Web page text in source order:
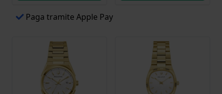
Paga tramite Apple Pay